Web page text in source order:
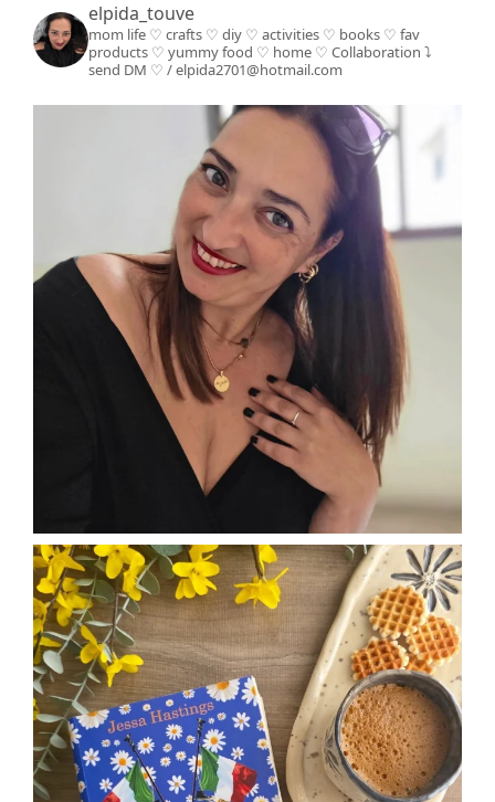
elpida_touve
mom life ♡ crafts ♡ diy ♡ activities ♡ books ♡ fav
products ♡ yummy food ♡ home ♡ Collaboration ⤵️
send DM ♡ / elpida2701@hotmail.com